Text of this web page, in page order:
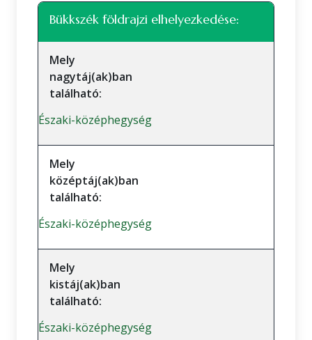
Bükkszék földrajzi elhelyezkedése:
Mely
nagytáj(ak)ban
található:
Északi-középhegység
Mely
középtáj(ak)ban
található:
Északi-középhegység
Mely
kistáj(ak)ban
található:
Északi-középhegység